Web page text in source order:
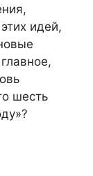
идей,
шесть